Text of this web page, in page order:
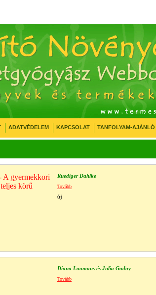
ADATVÉDELEM KAPCSOLAT TANFOLYAM-AJÁNLÓ
A gyermekkori
körű
Ruediger Dahlke
Tovább
új
Diana Loomans és Julia Godoy
Tovább